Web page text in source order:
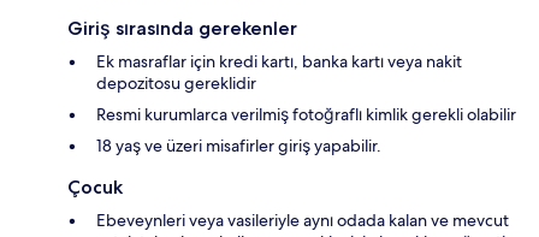
Giriş sırasında gerekenler
Ek masraflar için kredi kartı, banka kartı veya nakit
depozitosu gereklidir
Resmi kurumlarca verilmiş fotoğraflı kimlik gerekli olabilir
18 yaş ve üzeri misafirler giriş yapabilir.
Çocuk
Ebeveynleri veya vasileriyle aynı odada kalan ve mevcut